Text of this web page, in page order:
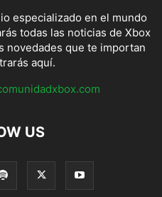
especializado en el mundo
todas las noticias de Xbox
novedades que te importan
aquí.
US